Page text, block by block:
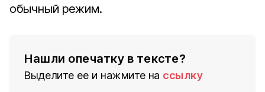
обычный режим.
Нашли опечатку в тексте?
Выделите ее и нажмите на ссылку